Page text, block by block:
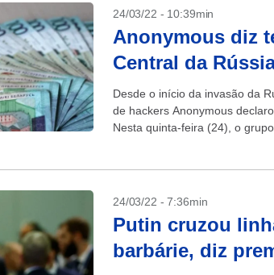
24/03/22 - 10:39min
Anonymous diz
Central da
Desde o início da invasão da
de hackers Anonymous
Nesta quinta-feira (24), o
24/03/22 - 7:36min
Putin cruzou
barbárie, diz